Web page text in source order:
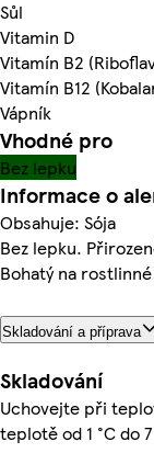
Sůl
Vitamin D
Vitamín B2
Vitamín B12
Vápník
Vhodné pro
Bez lepku
Informace o
Obsahuje: Sója
Bez lepku.
Bohatý na
Skladování a příprava
Skladování
Uchovejte při
teplotě od 1 °C do